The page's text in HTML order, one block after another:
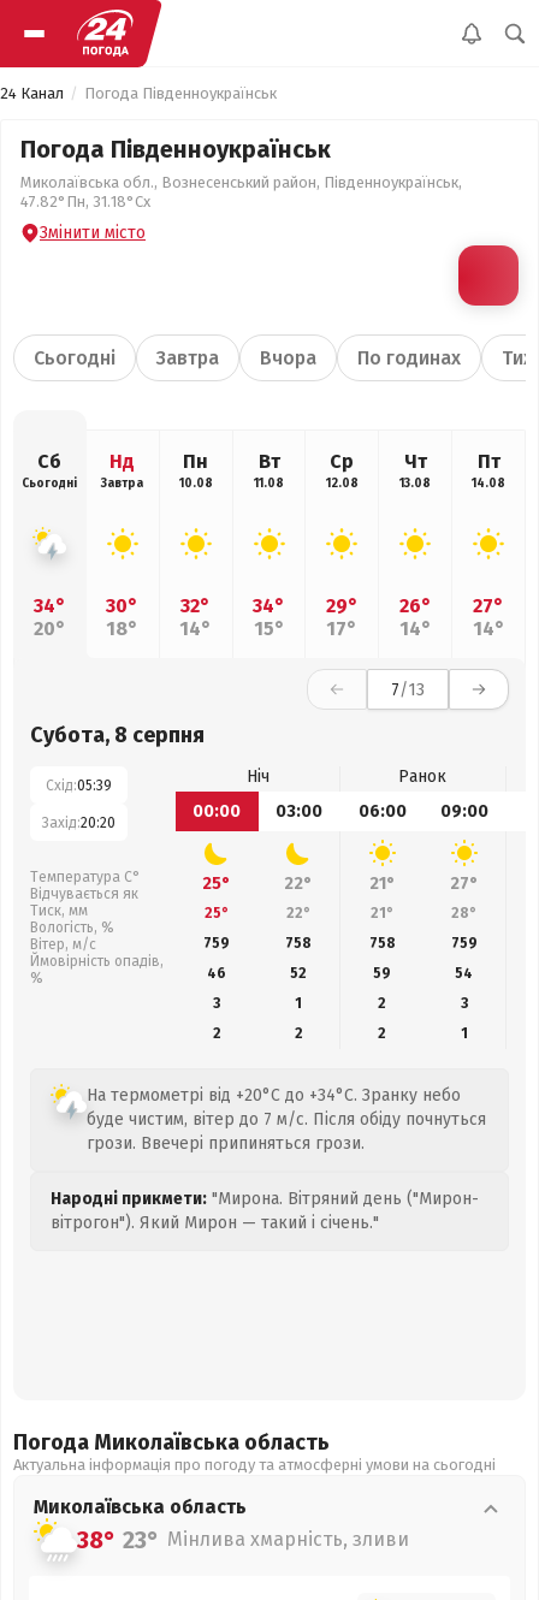
24 Канал Погода Південноукраїнськ
Погода Південноукраїнськ
Миколаївська обл., Вознесенський район, Південноукраїнськ,
47.82°Пн, 31.18°Сх
Змінити місто
Сьогодні Завтра Вчора По годинах
Сб
Сьогодні
34°
20°
Нд
Завтра
30°
18°
Пн
10.08
32°
14°
Вт
11.08
34°
15°
Ср
12.08
29°
17°
Чт
13.08
26°
14°
Пт
14.08
27°
14°
7/13
Субота, 8 серпня
Схід:05:39
Захід:20:20
Температура С°
Відчувається як
Тиск, мм
Вологість, %
Вітер, м/с
Ймовірність опадів,
%
Ніч
Ранок
00:00
03:00 06:00 09:00
25° 22° 21° 27°
25° 22° 21° 28°
759
758 758 759
46
52 59
54
3
1 2
3
2
2 2 1
На термометрі від +20°C до +34°C. Зранку небо
буде чистим, вітер до 7 м/с. Після обіду почнуться
грози. Ввечері припиняться грози.
Народні прикмети: "Мирона. Вітряний день ("Мирон-
вітрогон"). Який Мирон — такий і січень."
Погода Миколаївська область
Актуальна інформація про погоду та атмосферні умови на сьогодні
Миколаївська область
38° 23° Мінлива хмарність, зливи